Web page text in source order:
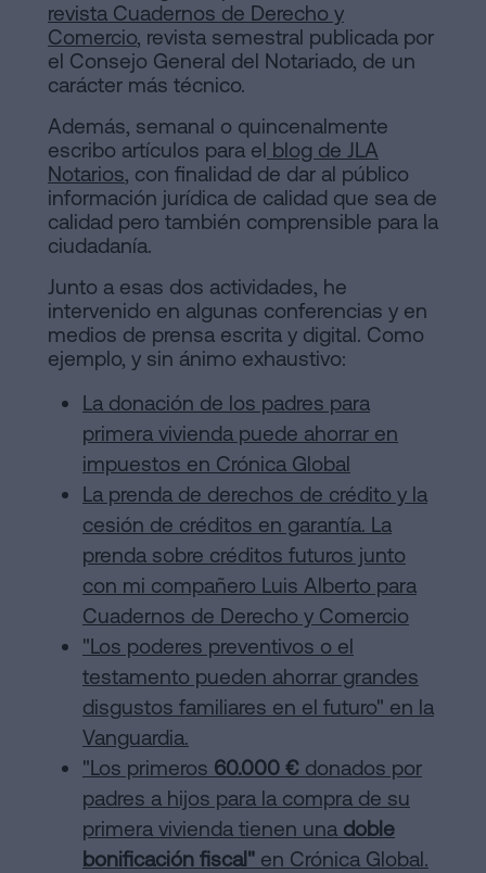
revista Cuadernos de Derecho y
Comercio, revista semestral publicada por
el Consejo General del Notariado, de un
carácter más técnico.
Además, semanal o quincenalmente
escribo artículos para el blog de JLA
Notarios, con finalidad de dar al público
información jurídica de calidad que sea de
calidad pero también comprensible para la
ciudadanía.
Junto a esas dos actividades, he
intervenido en algunas conferencias y en
medios de prensa escrita y digital. Como
ejemplo, y sin ánimo exhaustivo:
La donación de los padres para
primera vivienda puede ahorrar en
impuestos en Crónica Global
La prenda de derechos de crédito y la
cesión de créditos en garantía. La
prenda sobre créditos futuros junto
con mi compañero Luis Alberto para
Cuadernos de Derecho y Comercio
"Los poderes preventivos o el
testamento pueden ahorrar grandes
disgustos familiares en el futuro" en la
Vanguardia.
"Los primeros 60.000 € donados por
padres a hijos para la compra de su
primera vivienda tienen una doble
bonificación fiscal" en Crónica Global.